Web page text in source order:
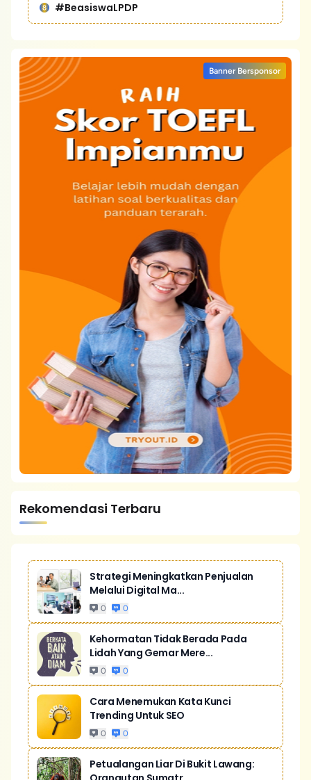
#BeasiswaLPDP
Banner Bersponsor
Rekomendasi Terbaru
Strategi Meningkatkan Penjualan
Melalui Digital Ma...
0 0
Kehormatan Tidak Berada Pada
Lidah Yang Gemar Mere...
0 0
Cara Menemukan Kata Kunci
Trending Untuk SEO
0 0
Petualangan Liar Di Bukit Lawang: